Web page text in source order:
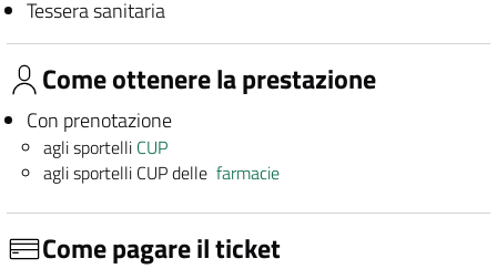
Tessera sanitaria
Come ottenere la prestazione
Con prenotazione
agli sportelli CUP
agli sportelli CUP dellefarmacie
Come pagare il ticket